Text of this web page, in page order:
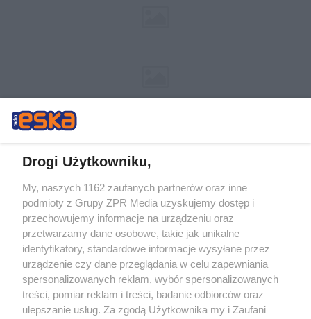
Żaden utwór zamieszczony w serwisie nie może być powielany i
rozpowszechniany lub dalej rozpowszechniany w jakikolwiek sposób (w
tym także elektroniczny lub mechaniczny) na jakimkolwiek polu
eksploatacji w jakiejkolwiek formie, włącznie z umieszczaniem w
Internecie bez pisemnej zgody właściciela praw. Jakiekolwiek użycie lub
wykorzystanie utworów w całości lub w części z naruszeniem prawa,
tzn. bez właściwej zgody, jest zabronione pod groźbą kary i może być
ścigane prawnie.
Drogi Użytkowniku,
My, naszych 1162 zaufanych partnerów oraz inne
podmioty z Grupy ZPR Media uzyskujemy dostęp i
przechowujemy informacje na urządzeniu oraz
przetwarzamy dane osobowe, takie jak unikalne
identyfikatory, standardowe informacje wysyłane przez
urządzenie czy dane przeglądania w celu zapewniania
spersonalizowanych reklam, wybór spersonalizowanych
treści, pomiar reklam i treści, badanie odbiorców oraz
ulepszanie usług. Za zgodą Użytkownika my i Zaufani